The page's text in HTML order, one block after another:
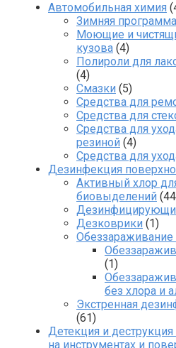
Автомобильная химия
Зимняя программа
Моющие и
кузова (4)
Полироли для
(4)
Смазки (5)
Средства для
Средства для
Средства для
резиной (4)
Средства для
Дезинфекция
Активный хлор
биовыделений
Дезковрики (1)
Обеззараживание
(1)
без хлора и
Экстренная
(61)
Детекция и
на инструментах и